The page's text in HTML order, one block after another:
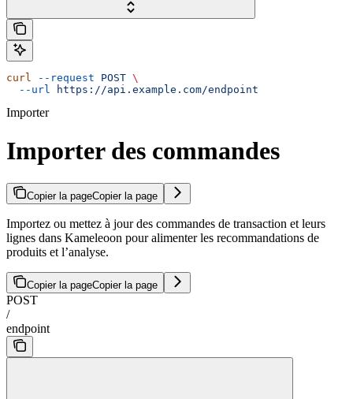
curl --request POST \
  --url
https://api.example.com/endpoint
Importer
Importer des commandes
Copier la pageCopier la page
Importez ou mettez à jour des commandes de transaction et leurs
lignes dans Kameleoon pour alimenter les recommandations de
produits et l’analyse.
Copier la pageCopier la page
POST
/
endpoint